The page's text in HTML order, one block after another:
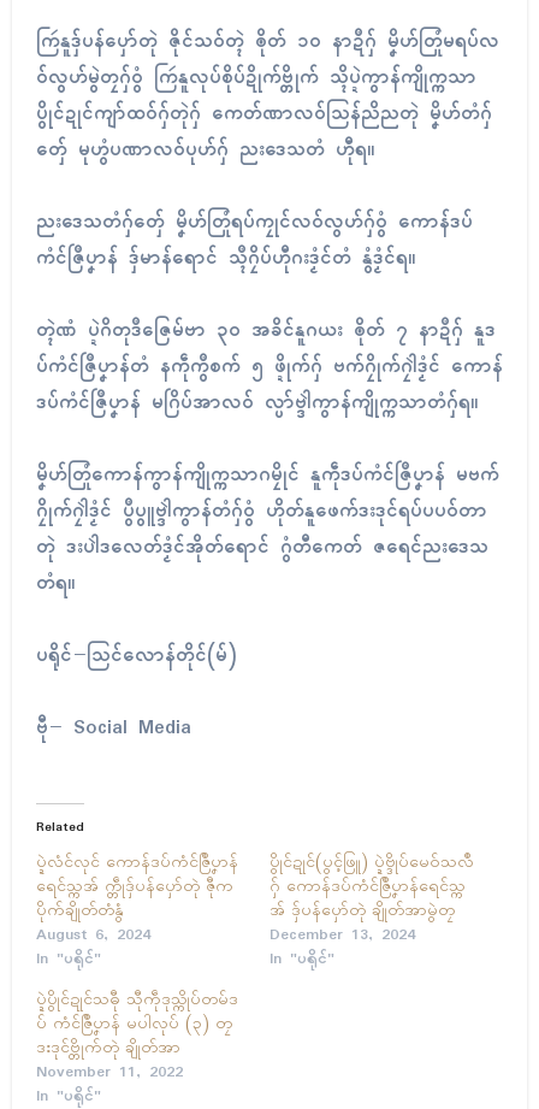
ကြဴနူဒှ်ပန်ပှော်တုဲ ဇိုၚ်သဝ်တ္ၚဲ ၜိုတ် ၁၀ နာဍဳဂှ် မၞိဟ်တြုံမရပ်လ
ဝ်လွဟ်မွဲတၠဂှ်ဝွံ ကြဴနူလုပ်စိုပ်ဍိုက်ဗ္တိုက် သ္ၚိပ္ဍဲကွာန်ကျိုက္ကသာ
ပွိုၚ်ဍုၚ်ကျာ်ထဝ်ဂှ်တုဲဂှ် ကေတ်ဏာလဝ်သြန်ညိညတုဲ မၞိဟ်တံဂှ်
တှ်ေ မုဟွံပဏာလဝ်ပုဟ်ဂှ် ညးဒေသတံ ဟီုရ။
ညးဒေသတံဂှ်တှ်ေ မၞိဟ်တြုံရပ်ကၠုၚ်လဝ်လွဟ်ဂှ်ဝွံ ကောန်ဒပ်
ကံၚ်ဇြဳပၞာန် ဒှ်မာန်ရောၚ် သ္ၚဳဂၠိပ်ဟီုဂးဒၟံၚ်တံ နွံဒၟံၚ်ရ။
တ္ၚဲဏံ ပ္ဍဲဂိတုဒဳဇြေမ်ဗာ ၃၀ အခိၚ်နူဂယး ၜိုတ် ၇ နာဍဳဂှ် နူဒ
ပ်ကံၚ်ဇြဳပၞာန်တံ နကဵုကွဳစက် ၅ ဖ္ဍိုက်ဂှ် ဗက်ဂၠိုက်ဂၠါဲဒၟံၚ် ကောန်
ဒပ်ကံၚ်ဇြဳပၞာန် မဂြိပ်အာလဝ် လ္ပာ်ဗ္ဒါဲကွာန်ကျိုက္ကသာတံဂှ်ရ။
မၞိဟ်တြုံကောန်ကွာန်ကျိုက္ကသာဂမၠိုၚ် နူကဵုဒပ်ကံၚ်ဇြဳပၞာန် မဗက်
ဂၠိုက်ဂၠါဲဒၟံၚ် ပွဳပွူဗ္ဒါဲကွာန်တံဂှ်ဝွံ ဟိုတ်နူဖေက်ဒးဒုၚ်ရပ်ပပဝ်တာ
တုဲ ဒးပါဲဒလေတ်ဒၟံၚ်အိုတ်ရောၚ် ဂွံတီကေတ် ဇရေၚ်ညးဒေသ
တံရ။
ပရိုၚ်−သြၚ်လောန်တိုၚ်(မ်)
ဗီု− Social Media
Related
ပ္ဍဲလံၚ်လုၚ် ကောန်ဒပ်ကံၚ်ဇြဳပၞာန်
ရေၚ်သ္ကအ် က္တဵုဒှ်ပန်ပှော်တုဲ ဇီုက
ပိုက်ချိုတ်တံနွံ
August 6, 2024
In "ပရိုၚ်"
ပွိုၚ်ဍုၚ်(ပွင့်ဖြူ) ပ္ဍဲဗ္ဒိုပ်မေဝ်သလဳ
ဂှ် ကောန်ဒပ်ကံၚ်ဇြဳပၞာန်ရေၚ်သ္က
အ် ဒှ်ပန်ပှော်တုဲ ချိုတ်အာမွဲတၠ
December 13, 2024
In "ပရိုၚ်"
ပ္ဍဲပွိုၚ်ဍုၚ်သဓီု သီုကဵုဒုသ္ကိုပ်တမ်ဒ
ပ် ကံၚ်ဇြဳပၞာန် မပါလုပ် (၃) တၠ
ဒးဒုၚ်ဗ္တိုက်တုဲ ချိုတ်အာ
November 11, 2022
In "ပရိုၚ်"